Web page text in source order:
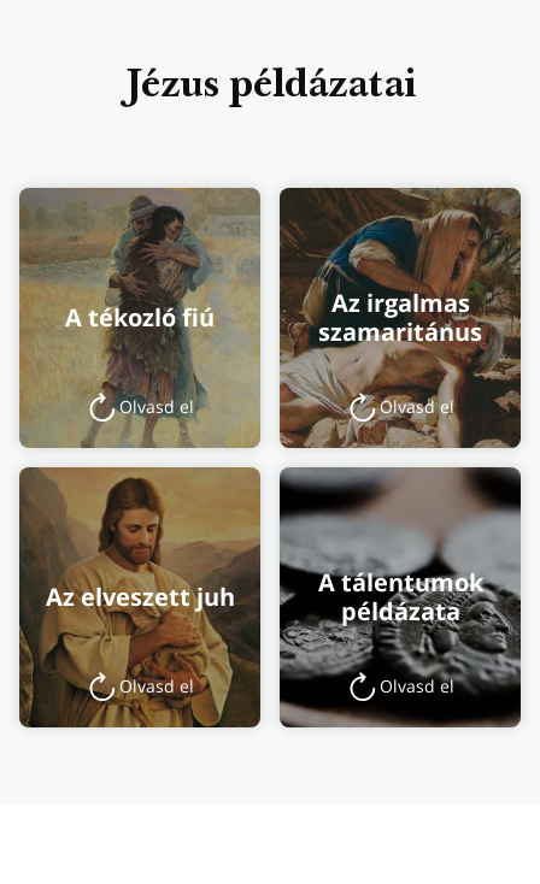
Jézus példázatai
A tékozló fiú
Olvasd el
Az irgalmas
szamaritánus
Olvasd el
Az elveszett juh
Olvasd el
A tálentumok
példázata
Olvasd el